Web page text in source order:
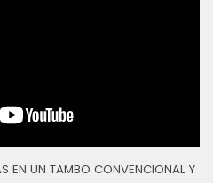
EN UN TAMBO CONVENCIONAL Y